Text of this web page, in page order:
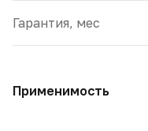
Гарантия, мес
Применимость